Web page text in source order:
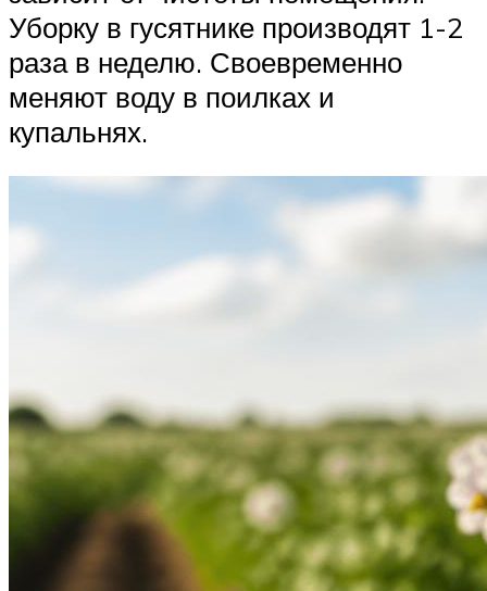
Уборку в гусятнике производят 1-2
раза в неделю. Своевременно
меняют воду в поилках и
купальнях.